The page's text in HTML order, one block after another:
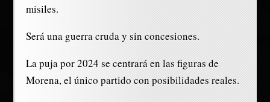
misiles.
Será una guerra cruda y sin concesiones.
La puja por 2024 se centrará en las figuras de
Morena, el único partido con posibilidades reales.